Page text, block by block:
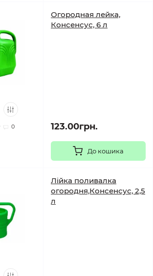
0
Огородная лейка,
Консенсус, 6 л
123.00грн.
До кошика
Лійка поливалка
огородня,Консенсус, 2,5
л